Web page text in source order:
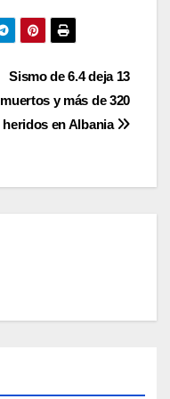
Sismo de 6.4 deja 13
muertos y más de 320
heridos en Albania